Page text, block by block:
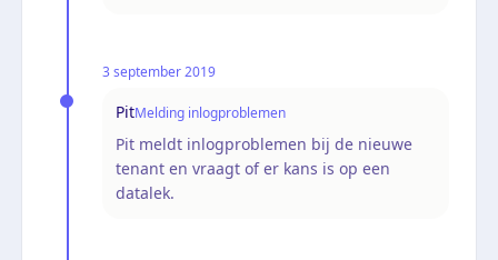
3 september 2019
PitMelding inlogproblemen
Pit meldt inlogproblemen bij de nieuwe
tenant en vraagt of er kans is op een
datalek.